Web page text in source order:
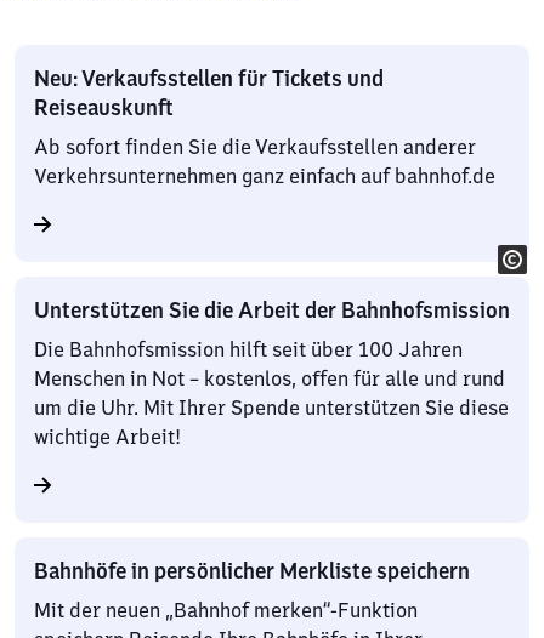
Neu: Verkaufsstellen für Tickets und
Reiseauskunft
Ab sofort finden Sie die Verkaufsstellen anderer
Verkehrsunternehmen ganz einfach auf bahnhof.de
Unterstützen Sie die Arbeit der Bahnhofsmission
Die Bahnhofsmission hilft seit über 100 Jahren
Menschen in Not – kostenlos, offen für alle und rund
um die Uhr. Mit Ihrer Spende unterstützen Sie diese
wichtige Arbeit!
Bahnhöfe in persönlicher Merkliste speichern
Mit der neuen „Bahnhof merken“-Funktion